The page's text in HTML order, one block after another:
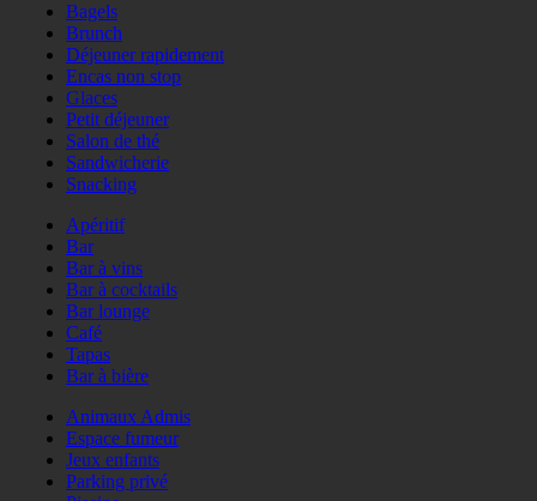
Bagels
Brunch
Déjeuner rapidement
Encas non stop
Glaces
Petit déjeuner
Salon de thé
Sandwicherie
Snacking
Apéritif
Bar
Bar à vins
Bar à cocktails
Bar lounge
Café
Tapas
Bar à bière
Animaux Admis
Espace fumeur
Jeux enfants
Parking privé